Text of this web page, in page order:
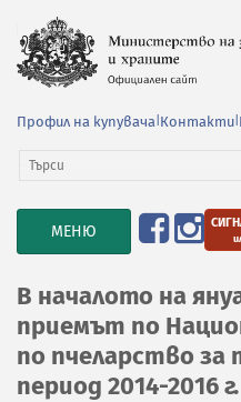
Профил на купувача Контакти
TOGGLE
NAVIGATION
МЕНЮ
В началото на
приемът по
по пчеларство
период 2014-2016 г.